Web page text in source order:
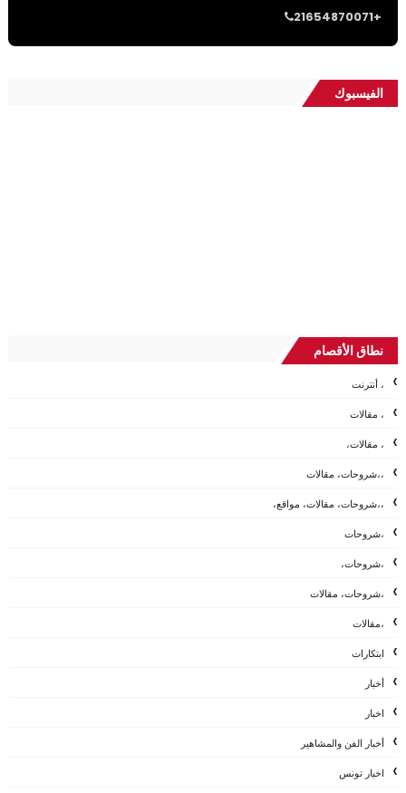
21654870071+
الفيسبوك
نطاق الأقصام
، أنترنت
، مقالات
، مقالات،
،،شروحات، مقالات
،،شروحات، مقالات، مواقع،
،شروحات
،شروحات،
،شروحات، مقالات
،مقالات
ابتكارات
أخبار
اخبار
أخبار الفن والمشاهير
اخبار تونس